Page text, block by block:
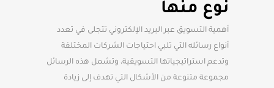
نوع منها
أهمية التسويق عبر البريد الإلكتروني تتجلى في تعدد
أنواع رسائله التي تلبي احتياجات الشركات المختلفة
وتدعم استراتيجياتها التسويقية، وتشمل هذه الرسائل
مجموعة متنوعة من الأشكال التي تهدف إلى زيادة